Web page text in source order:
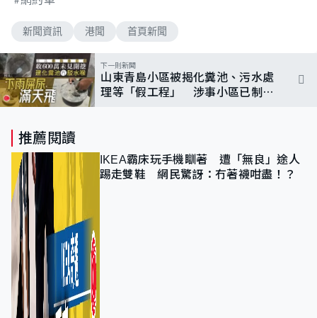
新聞資訊 港聞 首頁新聞
下一則新聞
山東青島小區被揭化糞池、污水處
理等「假工程」 涉事小區已制定
推薦閱讀
IKEA霸床玩手機瞓著 遭「無良」途人
踢走雙鞋 網民驚訝：冇著襪咁盡！？